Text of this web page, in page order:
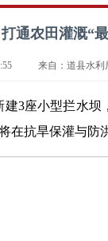
通农田灌溉“
来自：道县水利
3座小型拦水坝
在抗旱保灌与防